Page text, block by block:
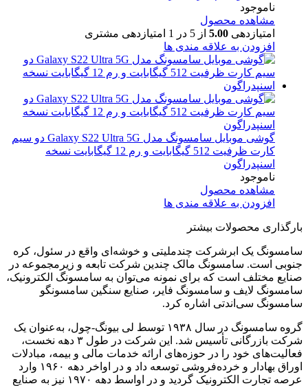
ناموجود
مشاهده محصول
امتیازدهی 5.00 از 5 در 1 امتیازدهی مشتری
افزودن به علاقه مندی ها
گوشی موبایل سامسونگ مدل Galaxy S22 Ultra 5G دو سیم
کارت ظرفیت 512 گیگابایت و رم 12 گیگابایت نسخه
اسنپدراگون
ناموجود
مشاهده محصول
افزودن به علاقه مندی ها
بارگذاری محصولات بیشتر
سامسونگ یک ابرشرکت چندملیتی و خوشه‌ای واقع در سئول، کره
جنوبی است. سامسونگ مالک چندین شرکت تابعه و زیرمجموعه در
صنایع مختلف است که برای نمونه می‌توان به سامسونگ الکترونیک،
سامسونگ لایف و سامسونگ فایر، صنایع سنگین سامسونگو
سامسونگ سی‌اندتی اشاره کرد.
گروه سامسونگ در سال ۱۹۳۸ توسط لی بیونگ-چول، به‌عنوان یک
شرکت بازرگانی تأسیس شد. این شرکت در طول ۳ دهه نخست،
فعالیت‌های خود را در حوزه‌های ارائه خدمات مالی و بیمه، مبادلات
اوراق بهادار و خرده‌فروشی توسعه داد و در اواخر دهه ۱۹۶۰ وارد
عرصه تجارت الکترونیک گردید و در اواسط دهه ۱۹۷۰ نیز به صنایع